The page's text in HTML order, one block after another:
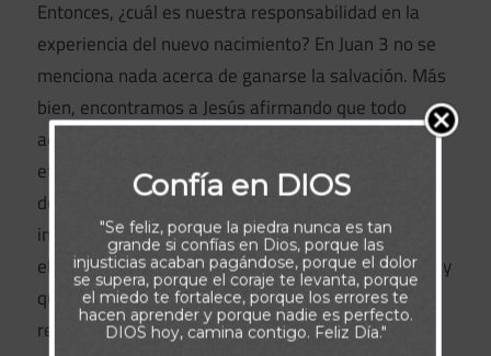
Entonces, ¿cuál es nuestra responsabilidad en la
experiencia del nuevo nacimiento? En Juan 3 no se
menciona nada acerca de ganarse la salvación. Más
bien, encontramos a Jesús afirmando que todo
aquel que confía en Él será salvo y tendrá vida
eterna. En esencia, Jesús nos dice: “¿Quieres nacer
de nuevo? Entonces debes poner tu fe en Mí”. Esto
implica creer que Él es exactamente quien dice ser:
el Hijo de Dios. Significa creer que Él es el Salvador y
que murió por tus pecados. Y también implica
rendirle tu vida por completo.
Confía en DIOS
"Se feliz, porque la piedra nunca es tan
grande si confías en Dios, porque las
injusticias acaban pagándose, porque el dolor
se supera, porque el coraje te levanta, porque
el miedo te fortalece, porque los errores te
hacen aprender y porque nadie es perfecto.
DIOS hoy, camina contigo. Feliz Día."